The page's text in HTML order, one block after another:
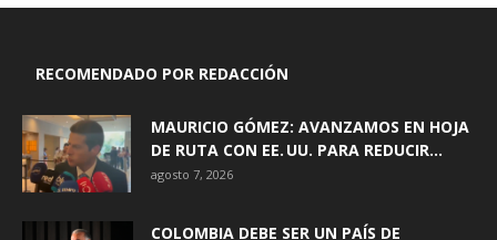
RECOMENDADO POR REDACCIÓN
MAURICIO GÓMEZ: AVANZAMOS EN HOJA
DE RUTA CON EE. UU. PARA REDUCIR...
agosto 7, 2026
COLOMBIA DEBE SER UN PAÍS DE